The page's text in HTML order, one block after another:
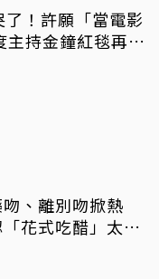
！許願「當電影
主持金鐘紅毯再喊
吻、離別吻掀熱
花式吃醋」太丟